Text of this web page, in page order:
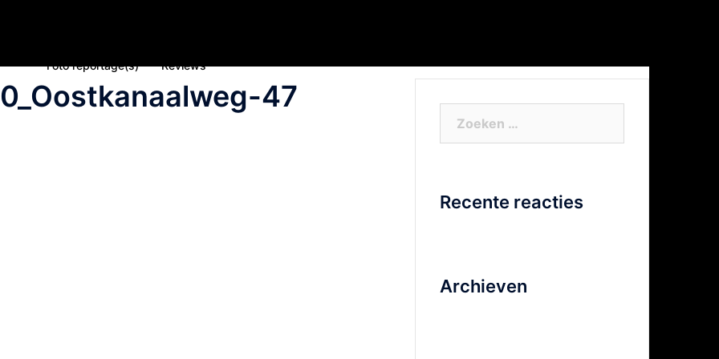
Foto reportage(s)
Reviews
47
Recente reacties
Archieven